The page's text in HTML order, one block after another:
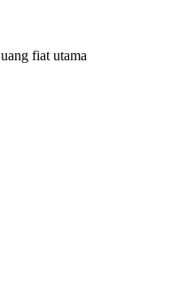
hari
fiat utama